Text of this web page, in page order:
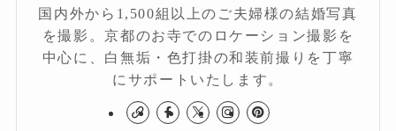
国内外から1,500組以上のご夫婦様の結婚写真
を撮影。京都のお寺でのロケーション撮影を
中心に、白無垢・色打掛の和装前撮りを丁寧
にサポートいたします。